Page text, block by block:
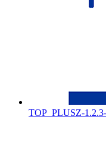
TOP_PLUSZ-